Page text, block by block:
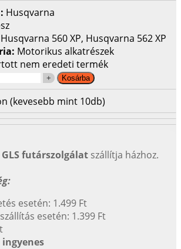
Husqvarna
Husqvarna 560 XP, Husqvarna 562 XP
Motorikus alkatrészek
nem eredeti termék
(kevesebb mint 10db)
GLS futárszolgálat szállítja házhoz.
esetén: 1.499 Ft
esetén: 1.399 Ft